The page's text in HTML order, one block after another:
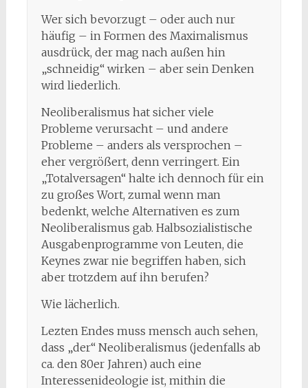
Wer sich bevorzugt – oder auch nur
häufig – in Formen des Maximalismus
ausdrück, der mag nach außen hin
„schneidig“ wirken – aber sein Denken
wird liederlich.
Neoliberalismus hat sicher viele
Probleme verursacht – und andere
Probleme – anders als versprochen –
eher vergrößert, denn verringert. Ein
„Totalversagen“ halte ich dennoch für ein
zu großes Wort, zumal wenn man
bedenkt, welche Alternativen es zum
Neoliberalismus gab. Halbsozialistische
Ausgabenprogramme von Leuten, die
Keynes zwar nie begriffen haben, sich
aber trotzdem auf ihn berufen?
Wie lächerlich.
Lezten Endes muss mensch auch sehen,
dass „der“ Neoliberalismus (jedenfalls ab
ca. den 80er Jahren) auch eine
Interessenideologie ist, mithin die